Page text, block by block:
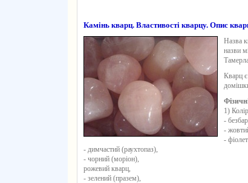
Камінь кварц. Властивості кварцу. Опис
Назва
назви
Кварцє
1)
-
-
-
- димчастий (раухтопаз),
- чорний (моріон),
рожевий кварц,
- зелений (празем),